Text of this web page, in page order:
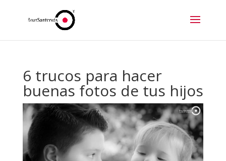
6 trucos para hacer
buenas fotos de tus hijos